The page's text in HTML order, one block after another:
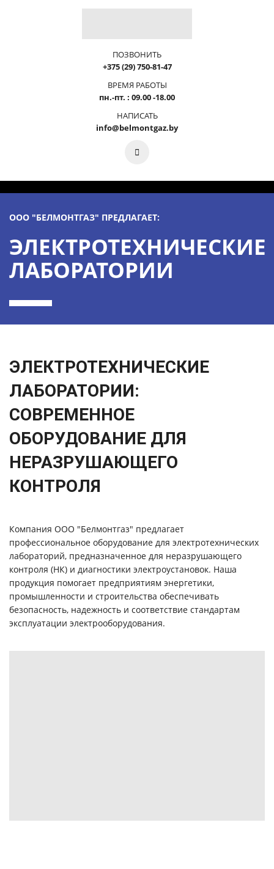
ПОЗВОНИТЬ
+375 (29) 750-81-47
ВРЕМЯ РАБОТЫ
пн.-пт. : 09.00 -18.00
НАПИСАТЬ
info@belmontgaz.by
ООО "БЕЛМОНТГАЗ" ПРЕДЛАГАЕТ:
ЭЛЕКТРОТЕХНИЧЕСКИЕ
ЛАБОРАТОРИИ
ЭЛЕКТРОТЕХНИЧЕСКИЕ
ЛАБОРАТОРИИ:
СОВРЕМЕННОЕ
ОБОРУДОВАНИЕ ДЛЯ
НЕРАЗРУШАЮЩЕГО
КОНТРОЛЯ
Компания ООО "Белмонтгаз" предлагает
профессиональное оборудование для электротехнических
лабораторий, предназначенное для неразрушающего
контроля (НК) и диагностики электроустановок. Наша
продукция помогает предприятиям энергетики,
промышленности и строительства обеспечивать
безопасность, надежность и соответствие стандартам
эксплуатации электрооборудования.